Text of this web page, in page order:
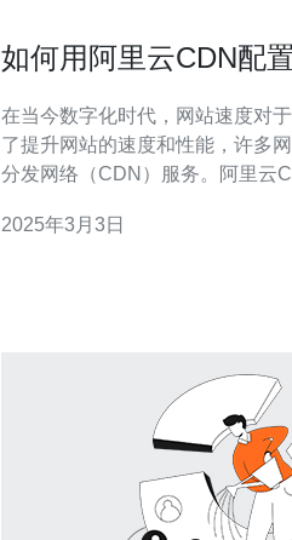
如何用阿里云CDN配
在当今数字化时代，网站速度对
了提升网站的速度和性能，许多
分发网络（CDN）服务。阿里云
如何使用阿里云CDN来配置香港
2025年3月3日